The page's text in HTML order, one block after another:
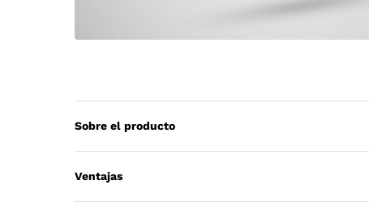
Sobre el producto
Ventajas